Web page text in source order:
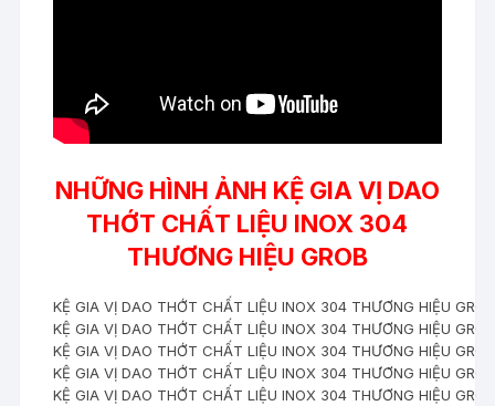
NHỮNG HÌNH ẢNH KỆ GIA VỊ DAO
THỚT CHẤT LIỆU INOX 304
THƯƠNG HIỆU GROB
KỆ GIA VỊ DAO THỚT CHẤT LIỆU INOX 304 THƯƠNG HIỆU GROB
KỆ GIA VỊ DAO THỚT CHẤT LIỆU INOX 304 THƯƠNG HIỆU GROB
KỆ GIA VỊ DAO THỚT CHẤT LIỆU INOX 304 THƯƠNG HIỆU GROB
KỆ GIA VỊ DAO THỚT CHẤT LIỆU INOX 304 THƯƠNG HIỆU GROB
KỆ GIA VỊ DAO THỚT CHẤT LIỆU INOX 304 THƯƠNG HIỆU GROB